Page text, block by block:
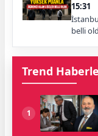
15:31
belli
Trend
1